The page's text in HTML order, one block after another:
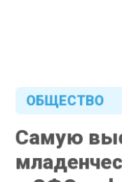
Самую
в СФО